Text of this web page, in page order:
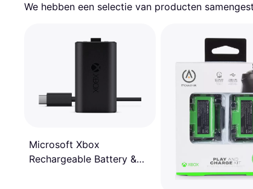
We hebben een selectie van producten
Microsoft Xbox
Rechargeable Battery &